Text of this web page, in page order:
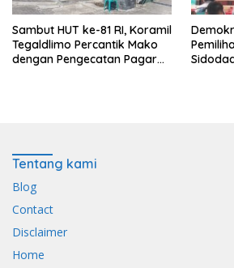
Sambut HUT ke-81 RI, Koramil
Tegaldlimo Percantik Mako
dengan Pengecatan Pagar
Tentang kami
Blog
Contact
Disclaimer
Home